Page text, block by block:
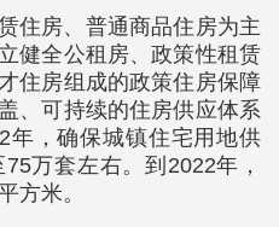
住房、普通商品住房为主
健全公租房、政策性租赁
住房组成的政策住房保障
、可持续的住房供应体系
年，确保城镇住宅用地供
万套左右。到2022年，
方米。